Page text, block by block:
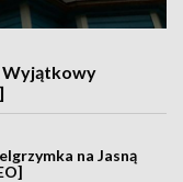
Wyjątkowy
na Jasną